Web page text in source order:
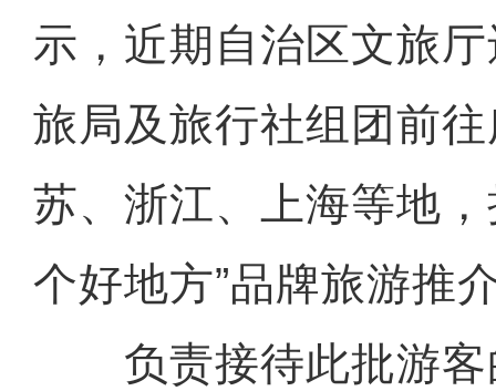
示，近期自治区文旅
旅局及旅行社组团前
苏、浙江、上海等地
个好地方”品牌旅游推
负责接待此批游客